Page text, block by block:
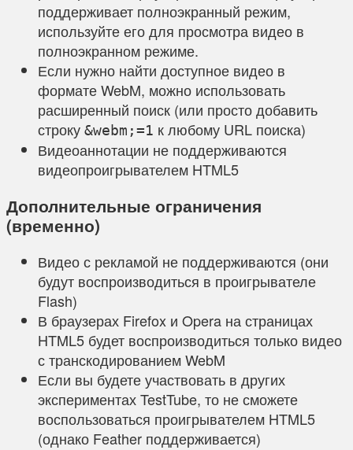
поддерживает полноэкранный режим,
используйте его для просмотра видео в
полноэкранном режиме.
Если нужно найти доступное видео в
формате WebM, можно использовать
расширенный поиск (или просто добавить
строку &webm;=1 к любому URL поиска)
Видеоаннотации не поддерживаются
видеопроигрывателем HTML5
Дополнительные ограничения
(временно)
Видео с рекламой не поддерживаются (они
будут воспроизводиться в проигрывателе
Flash)
В браузерах Firefox и Opera на страницах
HTML5 будет воспроизводиться только видео
с транскодированием WebM
Если вы будете участвовать в других
экспериментах TestTube, то не сможете
воспользоваться проигрывателем HTML5
(однако Feather поддерживается)